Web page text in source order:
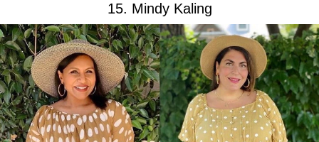
15. Mindy Kaling